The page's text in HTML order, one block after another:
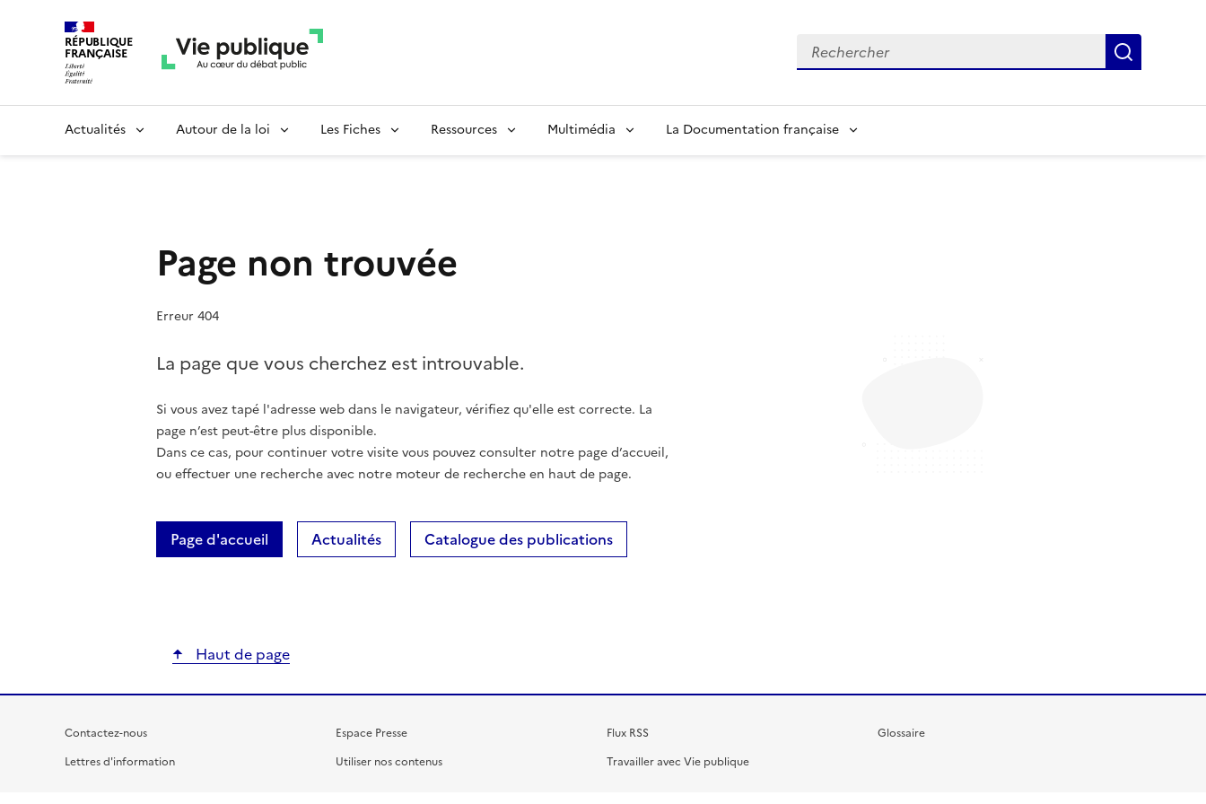
RÉPUBLIQUE
FRANÇAISE Recherche
Actualités Autour de la loi Les Fiches Ressources Multimédia La Documentation française
Page non trouvée
Erreur 404
La page que vous cherchez est introuvable.
Si vous avez tapé l'adresse web dans le navigateur, vérifiez qu'elle est correcte. La
page n’est peut-être plus disponible.
Dans ce cas, pour continuer votre visite vous pouvez consulter notre page d’accueil,
ou effectuer une recherche avec notre moteur de recherche en haut de page.
Page d'accueil Actualités Catalogue des publications
Haut de page
Contactez-nous
Lettres d'information
Espace Presse
Utiliser nos contenus
Flux RSS
Travailler avec Vie publique
Glossaire